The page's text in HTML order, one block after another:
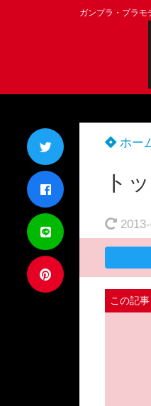
ガンプラ・プラ
ホー
ト